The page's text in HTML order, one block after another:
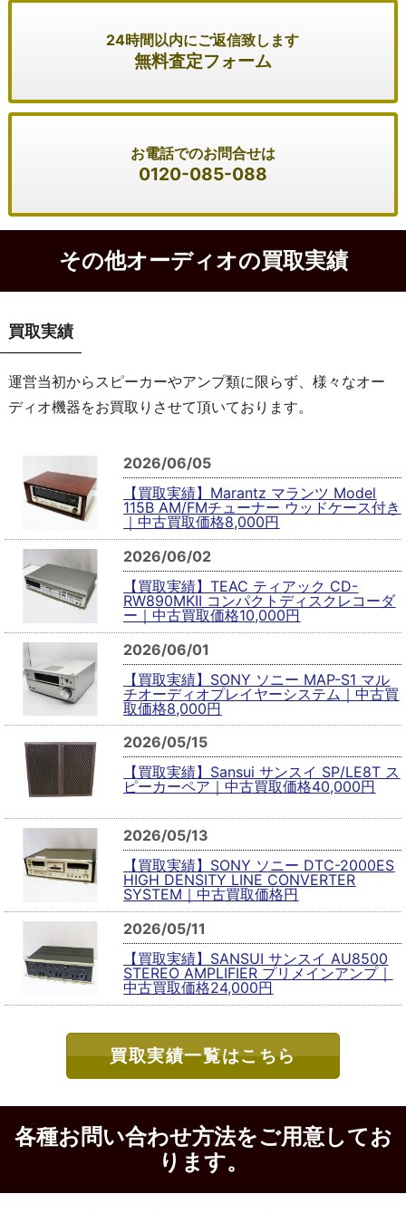
24時間以内にご返信致します
無料査定フォーム
お電話でのお問合せは
0120-085-088
その他オーディオの買取実績
買取実績
運営当初からスピーカーやアンプ類に限らず、様々なオー
ディオ機器をお買取りさせて頂いております。
2026/06/05
【買取実績】Marantz マランツ Model
115B AM/FMチューナー ウッドケース付き
｜中古買取価格8,000円
2026/06/02
【買取実績】TEAC ティアック CD-
RW890MKII コンパクトディスクレコーダ
ー｜中古買取価格10,000円
2026/06/01
【買取実績】SONY ソニー MAP-S1 マル
チオーディオプレイヤーシステム｜中古買
取価格8,000円
2026/05/15
【買取実績】Sansui サンスイ SP/LE8T ス
ピーカーペア｜中古買取価格40,000円
2026/05/13
【買取実績】SONY ソニー DTC-2000ES
HIGH DENSITY LINE CONVERTER
SYSTEM｜中古買取価格円
2026/05/11
【買取実績】SANSUI サンスイ AU8500
STEREO AMPLIFIER プリメインアンプ｜
中古買取価格24,000円
買取実績一覧はこちら
各種お問い合わせ方法をご用意してお
ります。